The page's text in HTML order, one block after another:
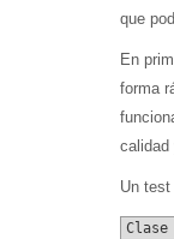
que
En
forma
calidad
Un